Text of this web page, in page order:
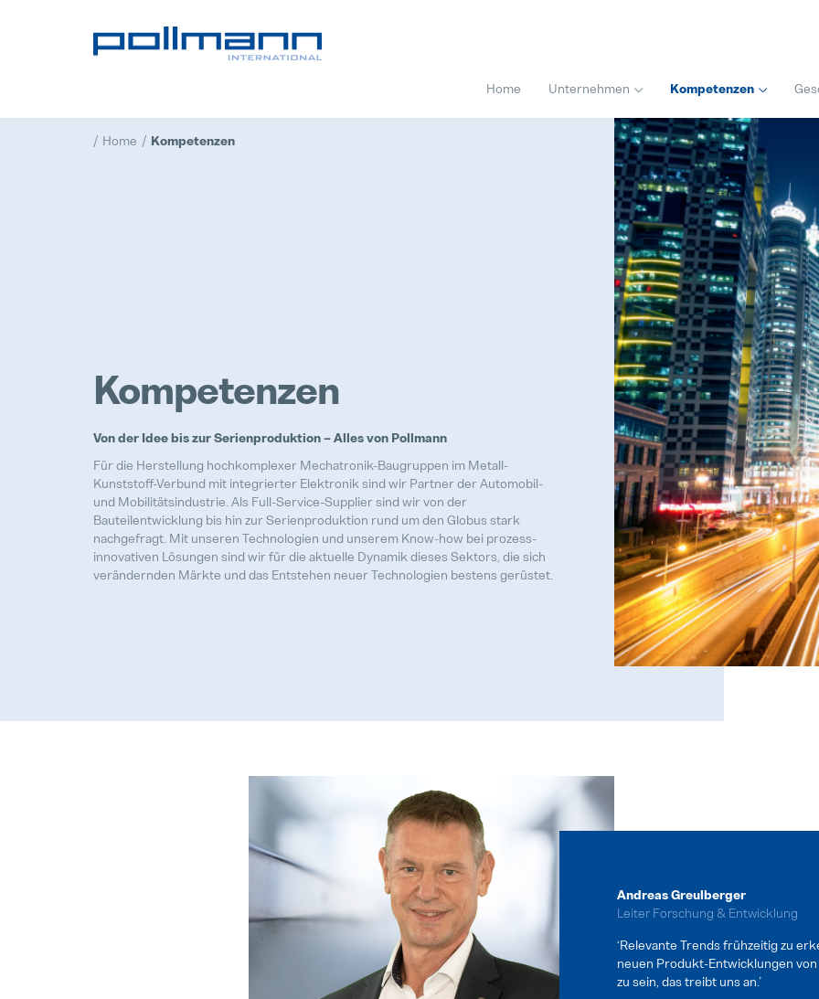
Home Unternehmen Kompetenzen
Home Kompetenzen
Kompetenzen
Von der Idee bis zur Serienproduktion – Alles von Pollmann
Für die Herstellung hochkomplexer Mechatronik-Baugruppen im Metall-
Kunststoff-Verbund mit integrierter Elektronik sind wir Partner der Automobil-
und Mobilitätsindustrie. Als Full-Service-Supplier sind wir von der
Bauteilentwicklung bis hin zur Serienproduktion rund um den Globus stark
nachgefragt. Mit unseren Technologien und unserem Know-how bei prozess-
innovativen Lösungen sind wir für die aktuelle Dynamik dieses Sektors, die sich
verändernden Märkte und das Entstehen neuer Technologien bestens gerüstet.
Andreas Greulberger
Leiter Forschung & Entwicklung
‘Relevante Trends frühzeitig zu
neuen Produkt-Entwicklungen von
zu sein, das treibt uns an.’
Markus Pollmann
Robert Pollmann